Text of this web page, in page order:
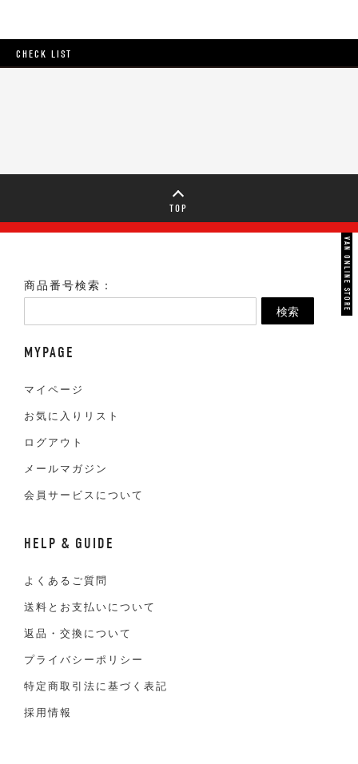
CHECK LIST
TOP
商品番号検索：
検索
MYPAGE
マイページ
お気に入りリスト
ログアウト
メールマガジン
会員サービスについて
HELP & GUIDE
よくあるご質問
送料とお支払いについて
返品・交換について
プライバシーポリシー
特定商取引法に基づく表記
採用情報
VAN ONLINE STORE